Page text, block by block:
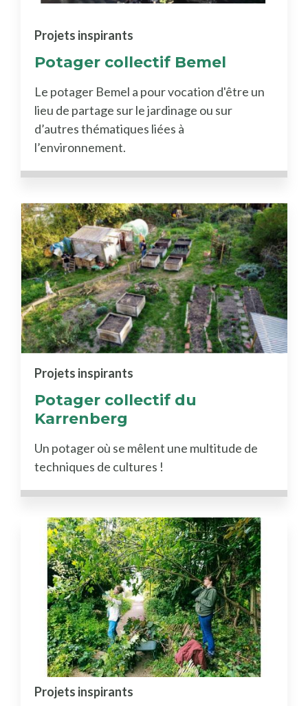
Potager collectif Bemel
Projets inspirants
Le potager Bemel a pour vocation d'être un
lieu de partage sur le jardinage ou sur
d’autres thématiques liées à
l’environnement.
Potager collectif du
Karrenberg
Projets inspirants
Un potager où se mêlent une multitude de
techniques de cultures !
Projets inspirants